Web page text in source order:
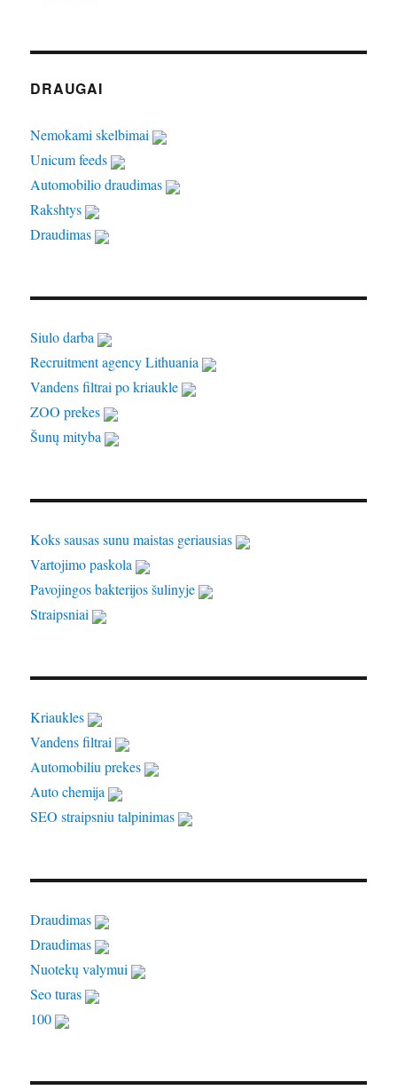
DRAUGAI
Nemokami skelbimai
Unicum feeds
Automobilio draudimas
Rakshtys
Draudimas
Siulo darba
Recruitment agency Lithuania
Vandens filtrai po kriaukle
ZOO prekes
Šunų mityba
Koks sausas sunu maistas geriausias
Vartojimo paskola
Pavojingos bakterijos šulinyje
Straipsniai
Kriaukles
Vandens filtrai
Automobiliu prekes
Auto chemija
SEO straipsniu talpinimas
Draudimas
Draudimas
Nuotekų valymui
Seo turas
100